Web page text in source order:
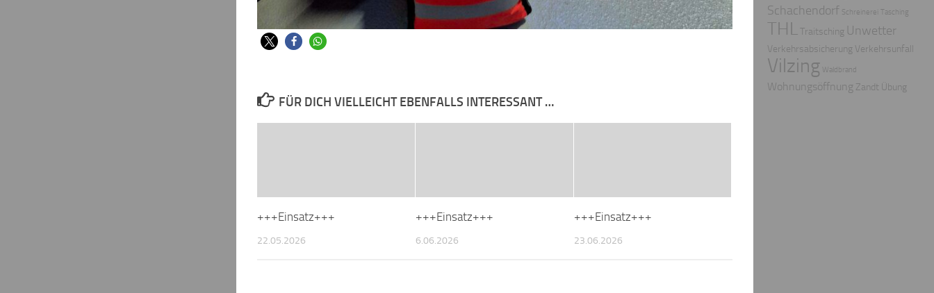
FÜR DICH VIELLEICHT EBENFALLS INTERESSANT …
+++Einsatz+++
22.05.2026
+++Einsatz+++
6.06.2026
+++Einsatz+++
23.06.2026
Schachendorf Schreinerei Tasching
THLTraitsching Unwetter
Verkehrsabsicherung Verkehrsunfall
Vilzing Waldbrand
Wohnungsöffnung Zandt Übung